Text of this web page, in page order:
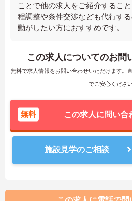
ことで他の求人をご紹介するこ
程調整や条件交渉なども代行す
動がしたい方におすすめです。
この求人についてのお問
無料で求人情報をお問い合わせいただけます。
でご安心ください
無料 この求人に問い合
施設見学のご相談